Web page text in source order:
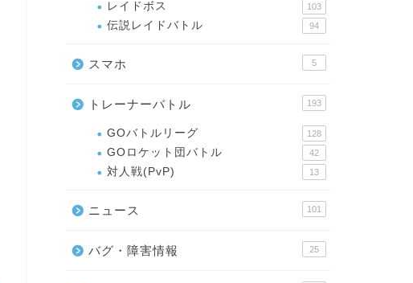
レイドボス 103
伝説レイドバトル 94
スマホ 5
トレーナーバトル 193
GOバトルリーグ 128
GOロケット団バトル 42
対人戦(PvP) 13
ニュース 101
バグ・障害情報 25